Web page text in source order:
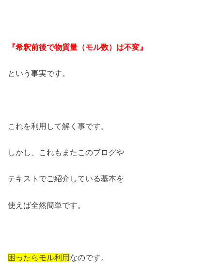
『希釈前後で物質量（モル数）は不変』
という事実です。
これを利用して解く事です。
しかし、これもまたこのブログや
テキストでご紹介している基本を
使えば全然簡単です。
困ったらモル利用 なのです。